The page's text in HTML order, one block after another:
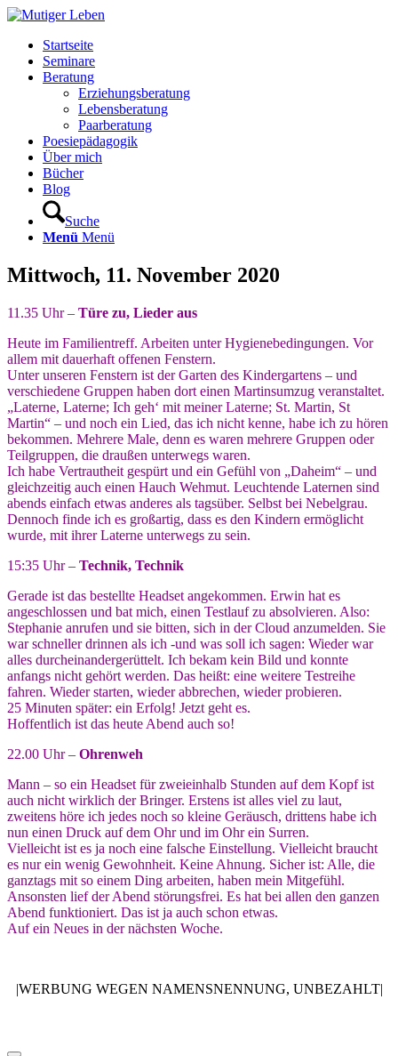
Startseite
Seminare
Beratung
Erziehungsberatung
Lebensberatung
Paarberatung
Poesiepädagogik
Über mich
Bücher
Blog
Suche
Menü Menü
Mittwoch, 11. November 2020
11.35 Uhr – Türe zu, Lieder aus
Heute im Familientreff. Arbeiten unter Hygienebedingungen. Vor
allem mit dauerhaft offenen Fenstern.
Unter unseren Fenstern ist der Garten des Kindergartens – und
verschiedene Gruppen haben dort einen Martinsumzug veranstaltet.
„Laterne, Laterne; Ich geh‘ mit meiner Laterne; St. Martin, St
Martin“ – und noch ein Lied, das ich nicht kenne, habe ich zu hören
bekommen. Mehrere Male, denn es waren mehrere Gruppen oder
Teilgruppen, die draußen unterwegs waren.
Ich habe Vertrautheit gespürt und ein Gefühl von „Daheim“ – und
gleichzeitig auch einen Hauch Wehmut. Leuchtende Laternen sind
abends einfach etwas anderes als tagsüber. Selbst bei Nebelgrau.
Dennoch finde ich es großartig, dass es den Kindern ermöglicht
wurde, mit ihrer Laterne unterwegs zu sein.
15:35 Uhr – Technik, Technik
Gerade ist das bestellte Headset angekommen. Erwin hat es
angeschlossen und bat mich, einen Testlauf zu absolvieren. Also:
Stephanie anrufen und sie bitten, sich in der Cloud anzumelden. Sie
war schneller drinnen als ich -und was soll ich sagen: Wieder war
alles durcheinandergerüttelt. Ich bekam kein Bild und konnte
anfangs nicht gehört werden. Das heißt: eine weitere Testreihe
fahren. Wieder starten, wieder abbrechen, wieder probieren.
25 Minuten später: ein Erfolg! Jetzt geht es.
Hoffentlich ist das heute Abend auch so!
22.00 Uhr – Ohrenweh
Mann – so ein Headset für zweieinhalb Stunden auf dem Kopf ist
auch nicht wirklich der Bringer. Erstens ist alles viel zu laut,
zweitens höre ich jedes noch so kleine Geräusch, drittens habe ich
nun einen Druck auf dem Ohr und im Ohr ein Surren.
Vielleicht ist es ja noch eine falsche Einstellung. Vielleicht braucht
es nur ein wenig Gewohnheit. Keine Ahnung. Sicher ist: Alle, die
ganztags mit so einem Ding arbeiten, haben mein Mitgefühl.
Ansonsten lief der Abend störungsfrei. Es hat bei allen den ganzen
Abend funktioniert. Das ist ja auch schon etwas.
Auf ein Neues in der nächsten Woche.
|WERBUNG WEGEN NAMENSNENNUNG, UNBEZAHLT|